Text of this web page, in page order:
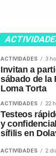
ACTIVIDADES 3
Invitan a
sábado de la
Loma Torta
ACTIVIDADES 22
Testeos
y
sífilis en
ACTIVIDADES 2